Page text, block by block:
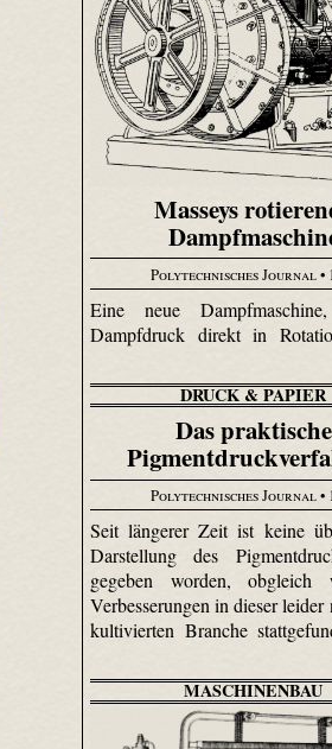
Masseys
Polytechnisches Journal•
Eine neue
Dampfdruck direkt in
DRUCK & PAPIER
Das praktische
Polytechnisches Journal•
Seit längerer Zeit ist keine
Darstellung des
gegeben worden, obgleich
Verbesserungen in dieser
kultivierten Branche
MASCHINENBAU